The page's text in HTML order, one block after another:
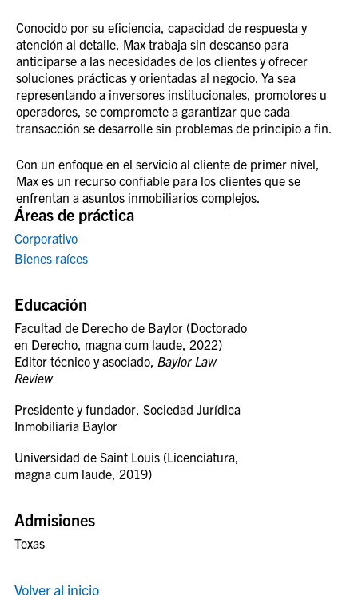
Áreas de práctica
Corporativo
Bienes raíces
Educación
Facultad de Derecho de Baylor (Doctorado
en Derecho, magna cum laude, 2022)
Editor técnico y asociado, Baylor Law
Review
Presidente y fundador, Sociedad Jurídica
Inmobiliaria Baylor
Universidad de Saint Louis (Licenciatura,
magna cum laude, 2019)
Admisiones
Texas
Volver al inicio
Conocido por su eficiencia, capacidad de respuesta y
atención al detalle, Max trabaja sin descanso para
anticiparse a las necesidades de los clientes y ofrecer
soluciones prácticas y orientadas al negocio. Ya sea
representando a inversores institucionales, promotores u
operadores, se compromete a garantizar que cada
transacción se desarrolle sin problemas de principio a fin.
Con un enfoque en el servicio al cliente de primer nivel,
Max es un recurso confiable para los clientes que se
enfrentan a asuntos inmobiliarios complejos.